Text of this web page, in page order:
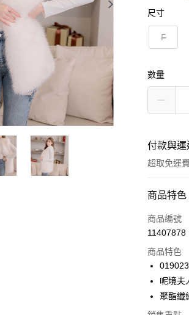
尺寸
F
數量
付款與
超取免運
付款方式
信用卡一
合作金
華南商
6 期 0
合作金
華南商
12 期
24 期
商品特色
商品編號
11407878
商品特色
呢境夫
聚酯纖